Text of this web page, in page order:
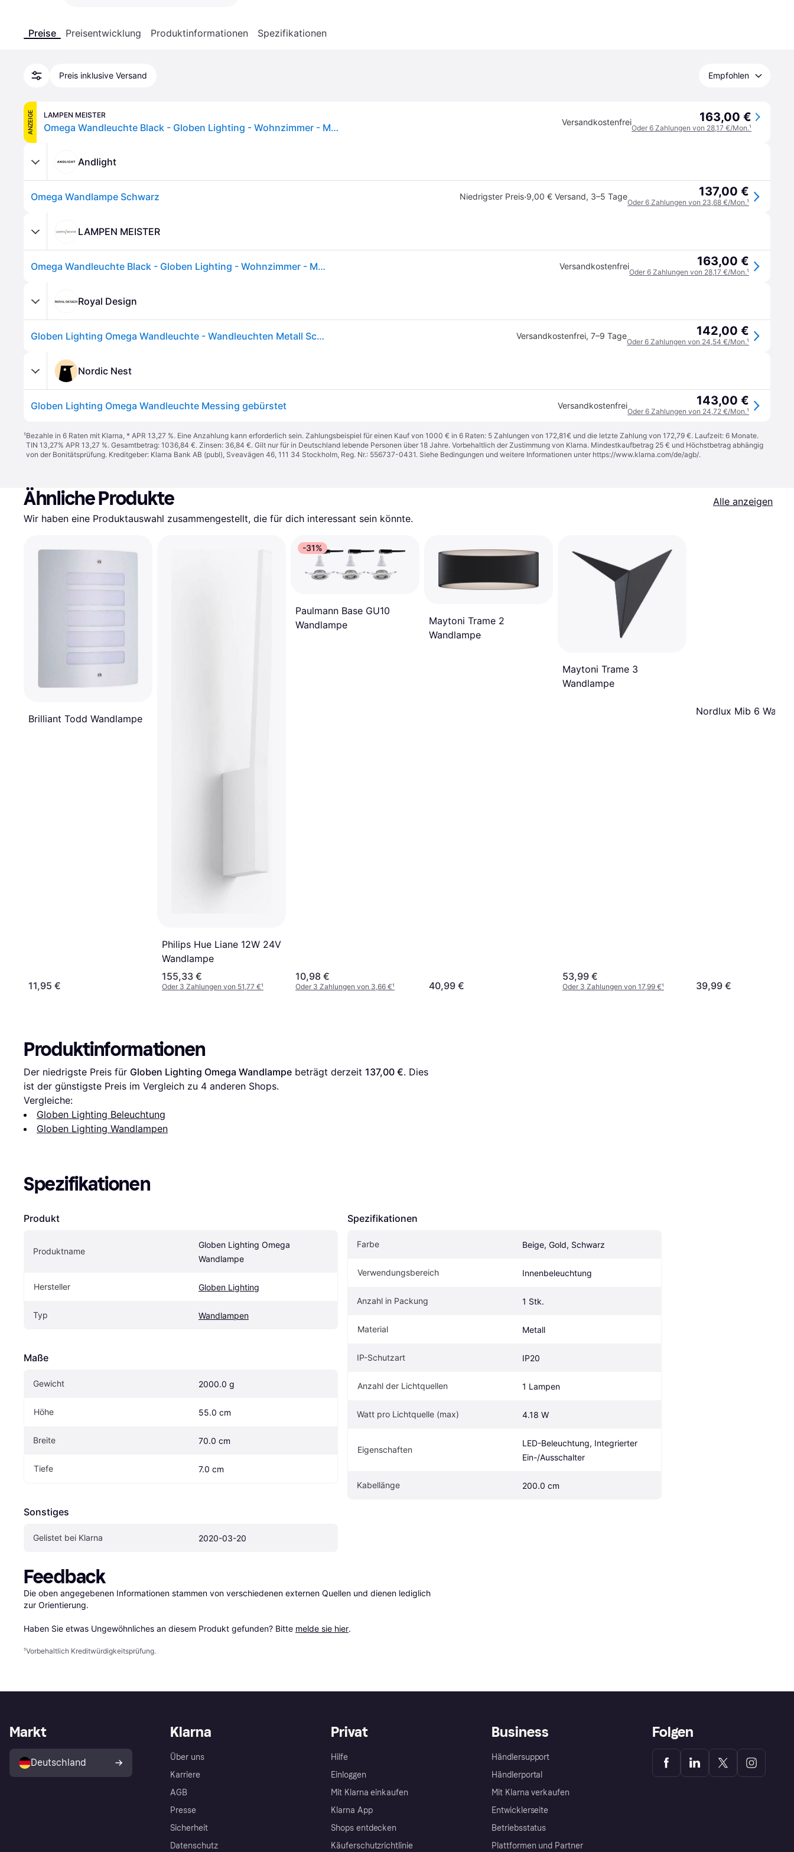
Preise Preisentwicklung Produktinformationen Spezifikationen
Preis inklusive Versand Empfohlen
ANZEIGE LAMPEN MEISTER
Omega Wandleuchte Black - Globen Lighting - Wohnzimmer - Metall Versandkostenfrei 163,00 €
Oder 6 Zahlungen von 28,17 €/Mon.¹
Andlight
Omega Wandlampe Schwarz Niedrigster Preis·9,00 € Versand, 3–5 Tage 137,00 €
Oder 6 Zahlungen von 23,68 €/Mon.¹
LAMPEN MEISTER
Omega Wandleuchte Black - Globen Lighting - Wohnzimmer - Metall Versandkostenfrei 163,00 €
Oder 6 Zahlungen von 28,17 €/Mon.¹
Royal Design
Globen Lighting Omega Wandleuchte - Wandleuchten Metall Schwarz - 231011 Versandkostenfrei, 7–9 Tage 142,00 €
Oder 6 Zahlungen von 24,54 €/Mon.¹
Nordic Nest
Globen Lighting Omega Wandleuchte Messing gebürstet Versandkostenfrei 143,00 €
Oder 6 Zahlungen von 24,72 €/Mon.¹
¹Bezahle in 6 Raten mit Klarna, * APR 13,27 %. Eine Anzahlung kann erforderlich sein. Zahlungsbeispiel für einen Kauf von 1000 € in 6 Raten: 5 Zahlungen von 172,81€ und die letzte Zahlung von 172,79 €. Laufzeit: 6 Monate.
TIN 13,27% APR 13,27 %. Gesamtbetrag: 1036,84 €. Zinsen: 36,84 €. Gilt nur für in Deutschland lebende Personen über 18 Jahre. Vorbehaltlich der Zustimmung von Klarna. Mindestkaufbetrag 25 € und Höchstbetrag abhängig
von der Bonitätsprüfung. Kreditgeber: Klarna Bank AB (publ), Sveavägen 46, 111 34 Stockholm, Reg. Nr.: 556737-0431. Siehe Bedingungen und weitere Informationen unter https://www.klarna.com/de/agb/.
Ähnliche Produkte
Alle anzeigen
Wir haben eine Produktauswahl zusammengestellt, die für dich interessant sein könnte.
Brilliant Todd Wandlampe
11,95 €
Philips Hue Liane 12W 24V
Wandlampe
155,33 €
Oder 3 Zahlungen von 51,77 €¹
-31%
Paulmann Base GU10
Wandlampe
10,98 €
Oder 3 Zahlungen von 3,66 €¹
Maytoni Trame 2
Wandlampe
40,99 €
Maytoni Trame 3
Wandlampe
53,99 €
Oder 3 Zahlungen von 17,99 €¹
Nordlux Mib 6
39,99 €
Produktinformationen
Der niedrigste Preis für Globen Lighting Omega Wandlampe beträgt derzeit 137,00 €. Dies
ist der günstigste Preis im Vergleich zu 4 anderen Shops.
Vergleiche:
Globen Lighting Beleuchtung
Globen Lighting Wandlampen
Spezifikationen
Produkt
Produktname
Globen Lighting Omega
Wandlampe
Hersteller Globen Lighting
Typ Wandlampen
Maße
Gewicht 2000.0 g
Höhe 55.0 cm
Breite 70.0 cm
Tiefe 7.0 cm
Sonstiges
Gelistet bei Klarna 2020-03-20
Spezifikationen
Farbe Beige, Gold, Schwarz
Verwendungsbereich Innenbeleuchtung
Anzahl in Packung 1 Stk.
Material Metall
IP-Schutzart IP20
Anzahl der Lichtquellen 1 Lampen
Watt pro Lichtquelle (max) 4.18 W
Eigenschaften
LED-Beleuchtung, Integrierter
Ein-/Ausschalter
Kabellänge 200.0 cm
Feedback
Die oben angegebenen Informationen stammen von verschiedenen externen Quellen und dienen lediglich
zur Orientierung.
Haben Sie etwas Ungewöhnliches an diesem Produkt gefunden? Bitte melde sie hier.
¹Vorbehaltlich Kreditwürdigkeitsprüfung.
Klarna
Über uns
Karriere
AGB
Presse
Sicherheit
Datenschutz
Privat
Hilfe
Einloggen
Mit Klarna einkaufen
Klarna App
Shops entdecken
Käuferschutzrichtlinie
Business
Händlersupport
Händlerportal
Mit Klarna verkaufen
Entwicklerseite
Betriebsstatus
Plattformen und Partner
Markt
Deutschland
Folgen